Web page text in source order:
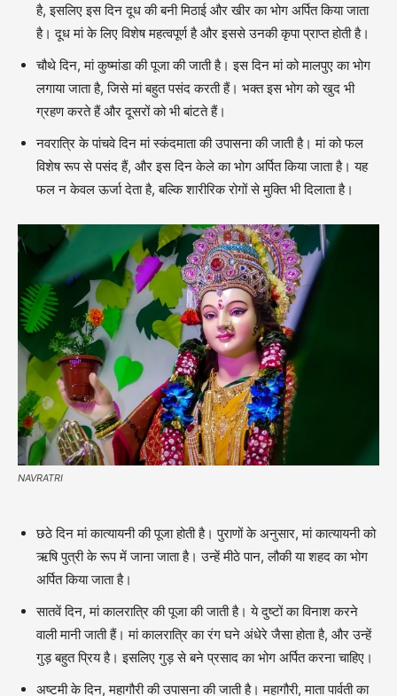
है, इसलिए इस दिन दूध की बनी मिठाई और खीर का भोग अर्पित किया जाता
है। दूध मां के लिए विशेष महत्वपूर्ण है और इससे उनकी कृपा प्राप्त होती है।
चौथे दिन, मां कुष्मांडा की पूजा की जाती है। इस दिन मां को मालपुए का भोग
लगाया जाता है, जिसे मां बहुत पसंद करती हैं। भक्त इस भोग को खुद भी
ग्रहण करते हैं और दूसरों को भी बांटते हैं।
नवरात्रि के पांचवे दिन मां स्कंदमाता की उपासना की जाती है। मां को फल
विशेष रूप से पसंद हैं, और इस दिन केले का भोग अर्पित किया जाता है। यह
फल न केवल ऊर्जा देता है, बल्कि शारीरिक रोगों से मुक्ति भी दिलाता है।
NAVRATRI
छठे दिन मां कात्यायनी की पूजा होती है। पुराणों के अनुसार, मां कात्यायनी को
ऋषि पुत्री के रूप में जाना जाता है। उन्हें मीठे पान, लौकी या शहद का भोग
अर्पित किया जाता है।
सातवें दिन, मां कालरात्रि की पूजा की जाती है। ये दुष्टों का विनाश करने
वाली मानी जाती हैं। मां कालरात्रि का रंग घने अंधेरे जैसा होता है, और उन्हें
गुड़ बहुत प्रिय है। इसलिए गुड़ से बने प्रसाद का भोग अर्पित करना चाहिए।
अष्टमी के दिन, महागौरी की उपासना की जाती है। महागौरी, माता पार्वती का